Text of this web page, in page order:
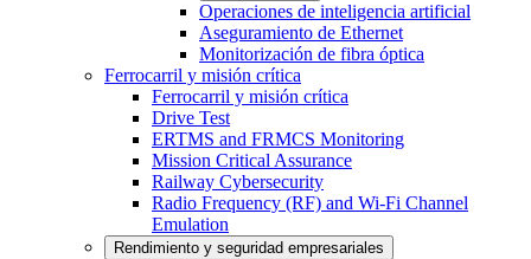
Operaciones de inteligencia artificial
Aseguramiento de Ethernet
Monitorización de fibra óptica
Ferrocarril y misión crítica
Ferrocarril y misión crítica
Drive Test
ERTMS and FRMCS Monitoring
Mission Critical Assurance
Railway Cybersecurity
Radio Frequency (RF) and Wi-Fi Channel
Emulation
Rendimiento y seguridad empresariales